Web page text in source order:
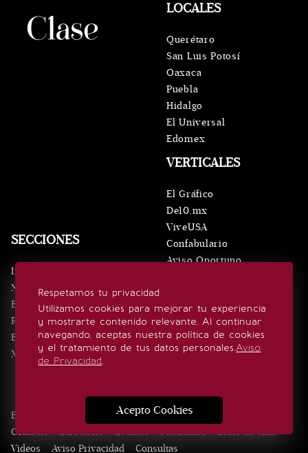
Respetamos tu privacidad
Utilizamos cookies para mejorar tu experiencia
y mostrarte contenido relevante. Al continuar
navegando, aceptas nuestra política de cookies
y el tratamiento de tus datos personales.Aviso
de Privacidad.
Acepto Cookies
SECCIONES
Inicio
Noticias
Eventos
Realeza
Estilo de vida
Minuto x Minuto
VERTICALES
El Gráfico
De10.mx
ViveUSA
Confabulario
Aviso Oportuno
LOCALES
Querétaro
San Luis Potosí
Oaxaca
Puebla
Hidalgo
El Universal
Edomex
SÍGUENOS
Edición Impresa Noticias Quiénes somos
Contacto
Directorio Eventos Publicidad
Estilo de vida
Videos
Aviso Privacidad Consultas